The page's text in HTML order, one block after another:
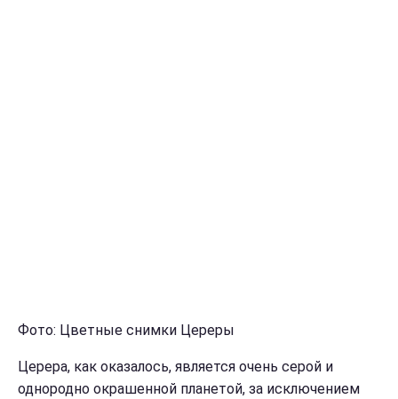
Фото: Цветные снимки Цереры
Церера, как оказалось, является очень серой и
однородно окрашенной планетой, за исключением